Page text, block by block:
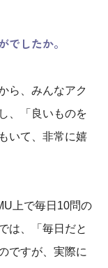
したか。
ら、みんなアク
、「良いものを
いて、非常に嬉
上で毎日10問の
は、「毎日だと
ですが、実際に